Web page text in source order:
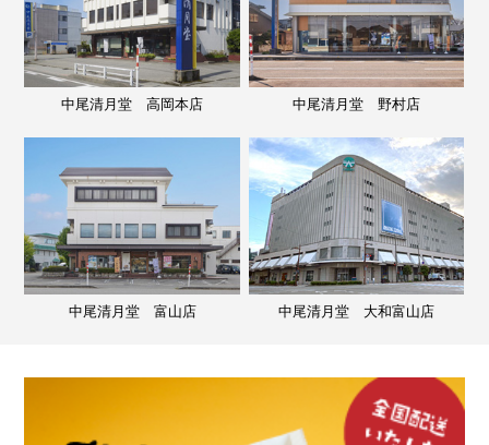
中尾清月堂 高岡本店 中尾清月堂 野村店
中尾清月堂 富山店 中尾清月堂 大和富山店